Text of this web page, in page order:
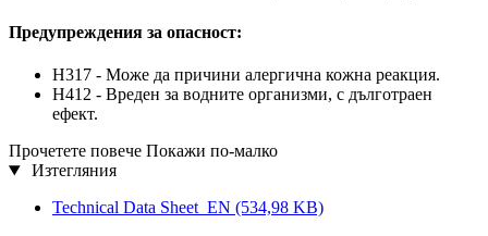
Предупреждения за опасност:
H317 - Може да причини алергична кожна реакция.
H412 - Вреден за водните организми, с дълготраен
ефект.
Прочетете повече Покажи по-малко
Изтегляния
Technical Data Sheet_EN (534,98 KB)